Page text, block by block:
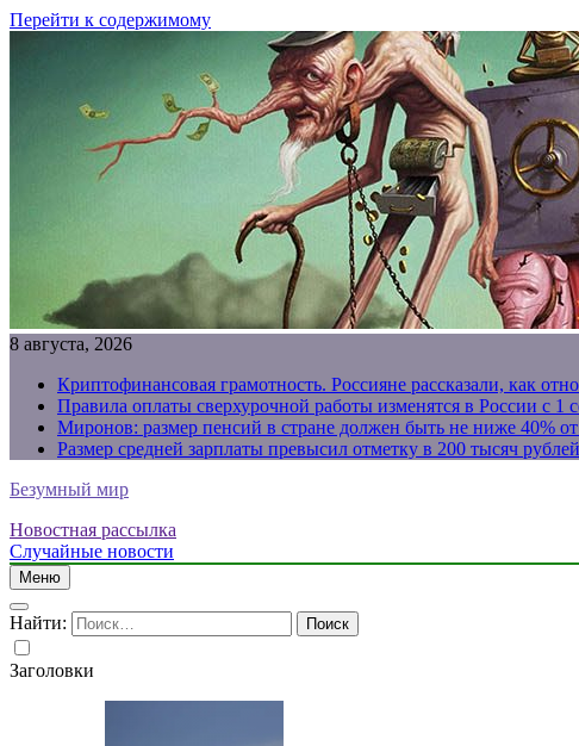
Перейти к содержимому
8 августа, 2026
Криптофинансовая грамотность. Россияне рассказали, как
Правила оплаты сверхурочной работы изменятся в России с 1
Миронов: размер пенсий в стране должен быть не ниже 40% от
Размер средней зарплаты превысил отметку в 200 тысяч
Безумный мир
Новостная рассылка
Случайные новости
Меню
Найти:
Заголовки